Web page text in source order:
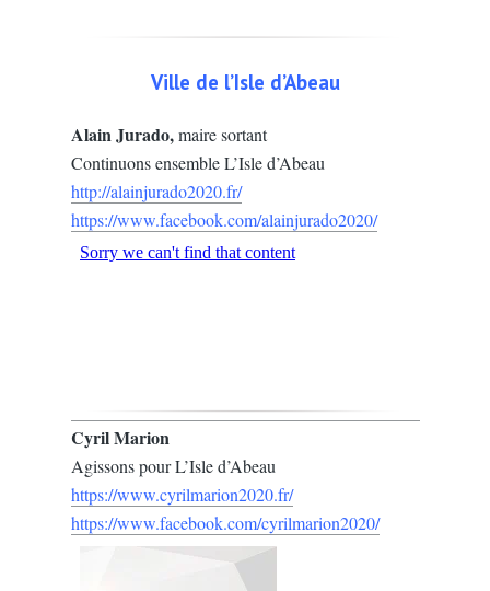
Ville de l’Isle d’Abeau
Alain Jurado,maire sortant
Continuons ensemble L’Isle d’Abeau
http://alainjurado2020.fr/
https://www.facebook.com/alainjurado2020/
Cyril Marion
Agissons pour L’Isle d’Abeau
https://www.cyrilmarion2020.fr/
https://www.facebook.com/cyrilmarion2020/